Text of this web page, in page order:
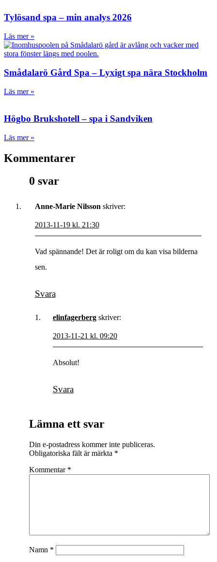
Tylösand spa – min analys 2026
Läs mer »
Smådalarö Gård Spa – Lyxigt spa nära Stockholm
Läs mer »
Högbo Brukshotell – spa i Sandviken
Läs mer »
Kommentarer
0 svar
Anne-Marie Nilsson skriver:
2013-11-19 kl. 21:30
Vad spännande! Det är roligt om du kan visa bilderna
sen.
Svara
elinfagerberg skriver:
2013-11-21 kl. 09:20
Absolut!
Svara
Lämna ett svar
Din e-postadress kommer inte publiceras.
Obligatoriska fält är märkta *
Kommentar *
Namn *